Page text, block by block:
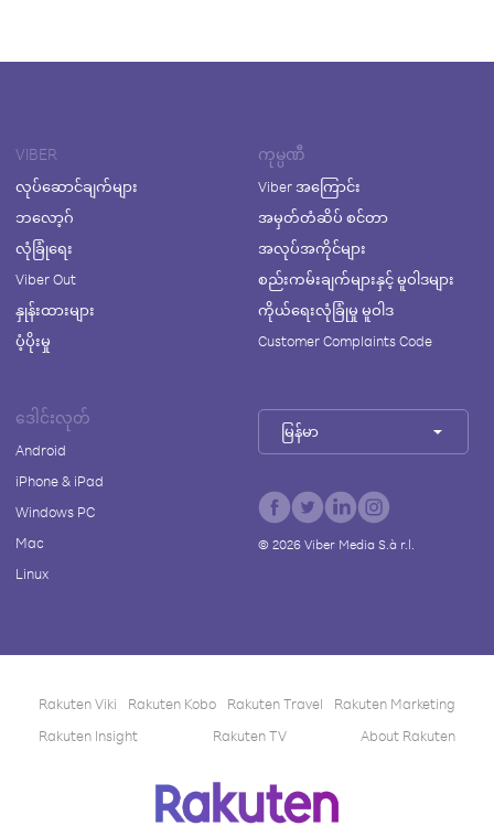
VIBER
လုပ်ဆောင်ချက်များ
ဘလော့ဂ်
လုံခြုံရေး
Viber Out
နှုန်းထားများ
ပံ့ပိုးမှု
ကုမ္ပဏီ
Viber အကြောင်း
အမှတ်တံဆိပ် စင်တာ
အလုပ်အကိုင်များ
စည်းကမ်းချက်များနှင့် မူဝါဒများ
ကိုယ်ရေးလုံခြုံမှု မူဝါဒ
Customer Complaints Code
ဒေါင်းလုတ်
Android
iPhone & iPad
Windows PC
Mac
Linux
မြန်မာ
© 2026Viber Media S.à r.l.
Rakuten Viki Rakuten Kobo Rakuten Travel
Rakuten Marketing
Rakuten Insight
Rakuten TV About Rakuten